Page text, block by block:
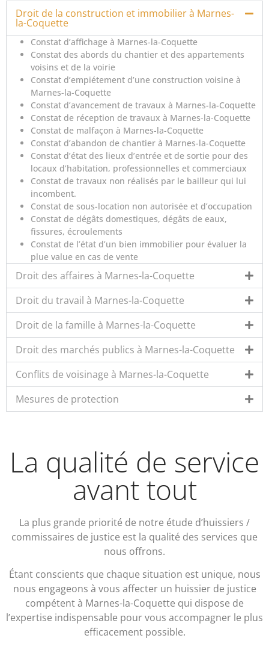
Droit de la construction et immobilier à Marnes-
la-Coquette
Constat d’affichage à Marnes-la-Coquette
Constat des abords du chantier et des appartements
voisins et de la voirie
Constat d’empiétement d’une construction voisine à
Marnes-la-Coquette
Constat d’avancement de travaux à Marnes-la-Coquette
Constat de réception de travaux à Marnes-la-Coquette
Constat de malfaçon à Marnes-la-Coquette
Constat d’abandon de chantier à Marnes-la-Coquette
Constat d’état des lieux d’entrée et de sortie pour des
locaux d’habitation, professionnelles et commerciaux
Constat de travaux non réalisés par le bailleur qui lui
incombent.
Constat de sous-location non autorisée et d’occupation
Constat de dégâts domestiques, dégâts de eaux,
fissures, écroulements
Constat de l’état d’un bien immobilier pour évaluer la
plue value en cas de vente
Droit des affaires à Marnes-la-Coquette
Droit du travail à Marnes-la-Coquette
Droit de la famille à Marnes-la-Coquette
Droit des marchés publics à Marnes-la-Coquette
Conflits de voisinage à Marnes-la-Coquette
Mesures de protection
La qualité de service
avant tout
La plus grande priorité de notre étude d’huissiers /
commissaires de justice est la qualité des services que
nous offrons.
Étant conscients que chaque situation est unique, nous
nous engageons à vous affecter un huissier de justice
compétent à Marnes-la-Coquette qui dispose de
l’expertise indispensable pour vous accompagner le plus
efficacement possible.